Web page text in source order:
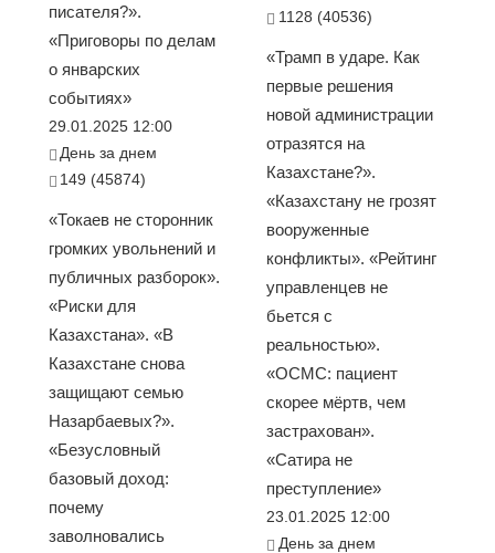
писателя?».
«Приговоры по делам
о январских
событиях»
29.01.2025 12:00
День за днем
149 (45874)
«Токаев не сторонник
громких увольнений и
публичных разборок».
«Риски для
Казахстана». «В
Казахстане снова
защищают семью
Назарбаевых?».
«Безусловный
базовый доход:
почему
заволновались
1128 (40536)
«Трамп в ударе. Как
первые решения
новой администрации
отразятся на
Казахстане?».
«Казахстану не грозят
вооруженные
конфликты». «Рейтинг
управленцев не
бьется с
реальностью».
«ОСМС: пациент
скорее мёртв, чем
застрахован».
«Сатира не
преступление»
23.01.2025 12:00
День за днем